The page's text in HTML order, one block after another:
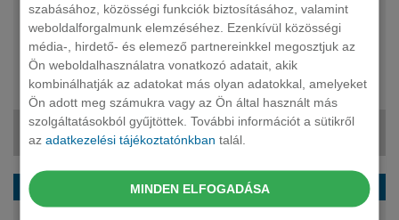
szabásához, közösségi funkciók biztosításához, valamint
weboldalforgalmunk elemzéséhez. Ezenkívül közösségi
média-, hirdető- és elemező partnereinkkel megosztjuk az
Ön weboldalhasználatra vonatkozó adatait, akik
kombinálhatják az adatokat más olyan adatokkal, amelyeket
Ön adott meg számukra vagy az Ön által használt más
szolgáltatásokból gyűjtöttek. További információt a sütikről
azadatkezelési tájékoztatónkban talál.
MINDEN ELFOGADÁSA
180 LE
benzin
automata
5 fő
12 099 000 Ft
203 741 Ft + ÁFA
HYUNDAI Kona suv 1.6 GDi Hybrid Style DCT